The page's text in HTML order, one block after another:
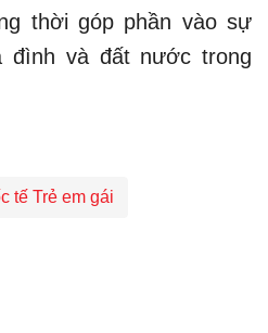
thời góp phần vào sự
đình và đất nước trong
tế Trẻ em gái